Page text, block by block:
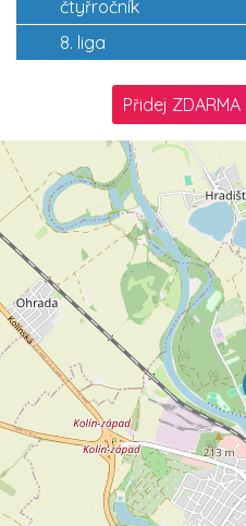
čtyřročník
8. liga
Přidej